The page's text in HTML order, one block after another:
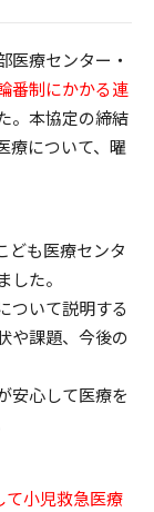
医療センター・
番制にかかる連
。本協定の締結
療について、曜
ども医療センタ
た。
ついて説明する
や課題、今後の
安心して医療を
て小児救急医療